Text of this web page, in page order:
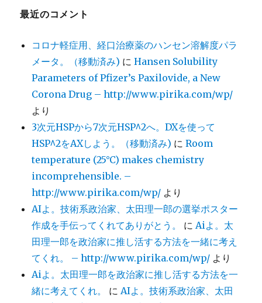
最近のコメント
コロナ軽症用、経口治療薬のハンセン溶解度パラ
メータ。（移動済み) にHansen Solubility
Parameters of Pfizer’s Paxilovide, a New
Corona Drug – http://www.pirika.com/wp/
より
3次元HSPから7次元HSP^2へ。DXを使って
HSP^2をAXしよう。（移動済み) にRoom
temperature (25°C) makes chemistry
incomprehensible. –
http://www.pirika.com/wp/ より
AIよ。技術系政治家、太田理一郎の選挙ポスター
作成を手伝ってくれてありがとう。
に Aiよ。太
田理一郎を政治家に推し活する方法を一緒に考え
てくれ。 – http://www.pirika.com/wp/ より
Aiよ。太田理一郎を政治家に推し活する方法を一
緒に考えてくれ。
に AIよ。技術系政治家、太田